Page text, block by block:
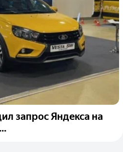
запрос Яндекса на